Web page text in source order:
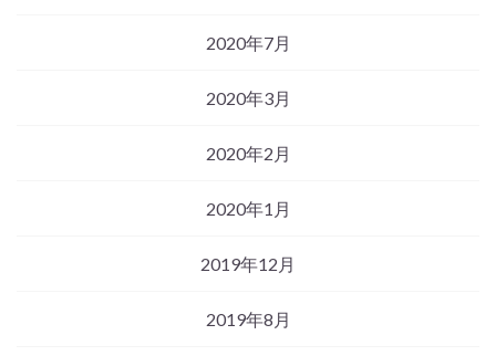
2020年7月
2020年3月
2020年2月
2020年1月
2019年12月
2019年8月